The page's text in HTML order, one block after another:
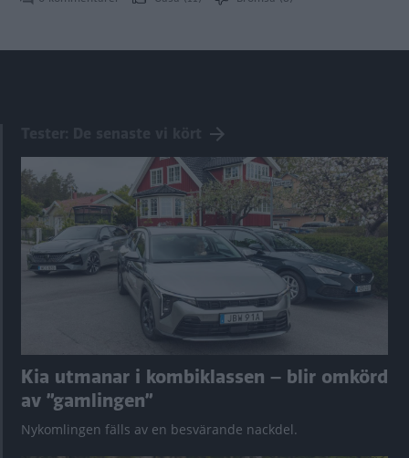
Kia utmanar i kombiklassen – blir omkörd
av ”gamlingen”
Nykomlingen fälls av en besvärande nackdel.